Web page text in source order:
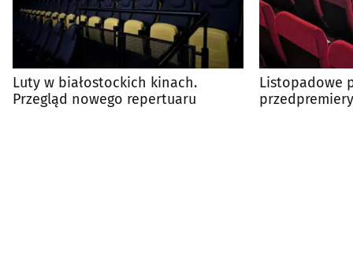
Luty w białostockich kinach.
Przegląd nowego repertuaru
Listopadowe